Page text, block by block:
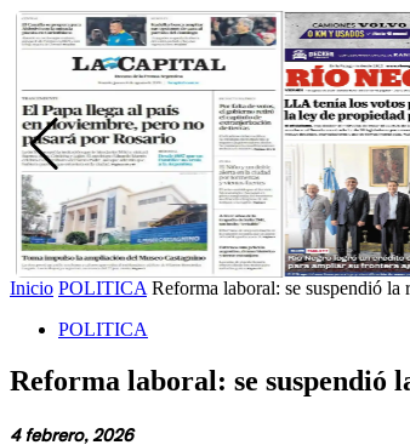
Inicio POLITICA Reforma laboral: se suspendió la
POLITICA
Reforma laboral: se suspendió
4 febrero, 2026